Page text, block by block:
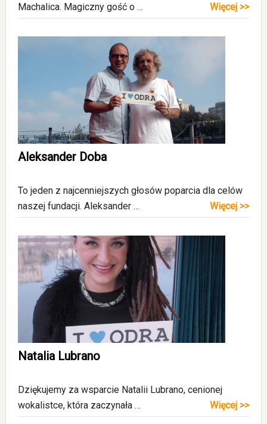
Machalica. Magiczny gość o …
Więcej >>
Aleksander Doba
To jeden z najcenniejszych głosów poparcia dla celów
naszej fundacji. Aleksander …
Więcej >>
Natalia Lubrano
Dziękujemy za wsparcie Natalii Lubrano, cenionej
wokalistce, która zaczynała …
Więcej >>